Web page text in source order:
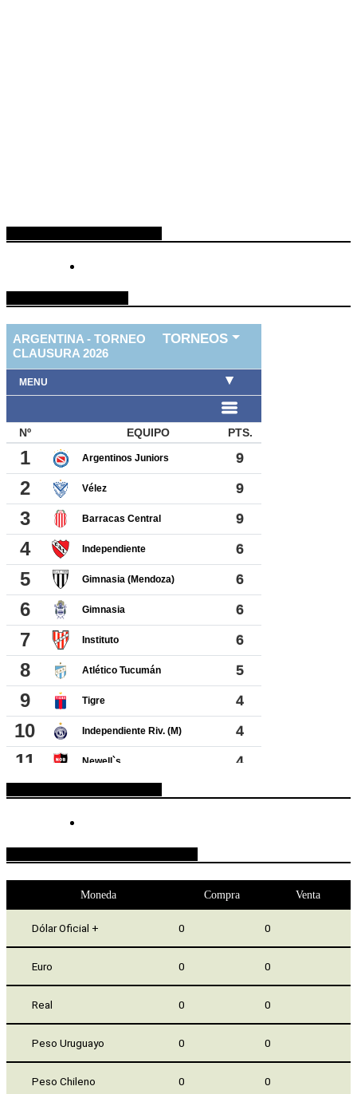
Moneda Compra Venta
Dólar Oficial + 0 0
Euro 0 0
Real 0 0
Peso Uruguayo 0 0
Peso Chileno 0 0